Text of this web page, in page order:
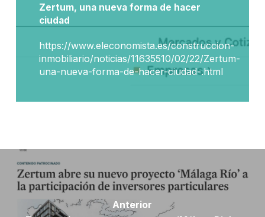
Zertum, una nueva forma de hacer
ciudad
https://www.eleconomista.es/construccion-
inmobiliario/noticias/11635510/02/22/Zertum-
una-nueva-forma-de-hacer-ciudad-.html
Anterior